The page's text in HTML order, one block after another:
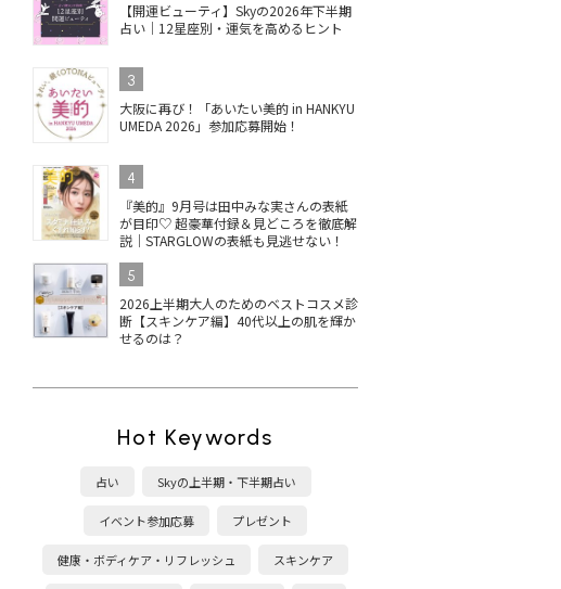
【開運ビューティ】Skyの2026年下半期
占い｜12星座別・運気を高めるヒント
3
大阪に再び！「あいたい美的 in HANKYU
UMEDA 2026」参加応募開始！
4
『美的』9月号は田中みな実さんの表紙
が目印♡ 超豪華付録＆見どころを徹底解
説｜STARGLOWの表紙も見逃せない！
5
2026上半期大人のためのベストコスメ診
断【スキンケア編】40代以上の肌を輝か
せるのは？
Hot Keywords
占い Skyの上半期・下半期占い
イベント参加応募 プレゼント
健康・ボディケア・リフレッシュ スキンケア